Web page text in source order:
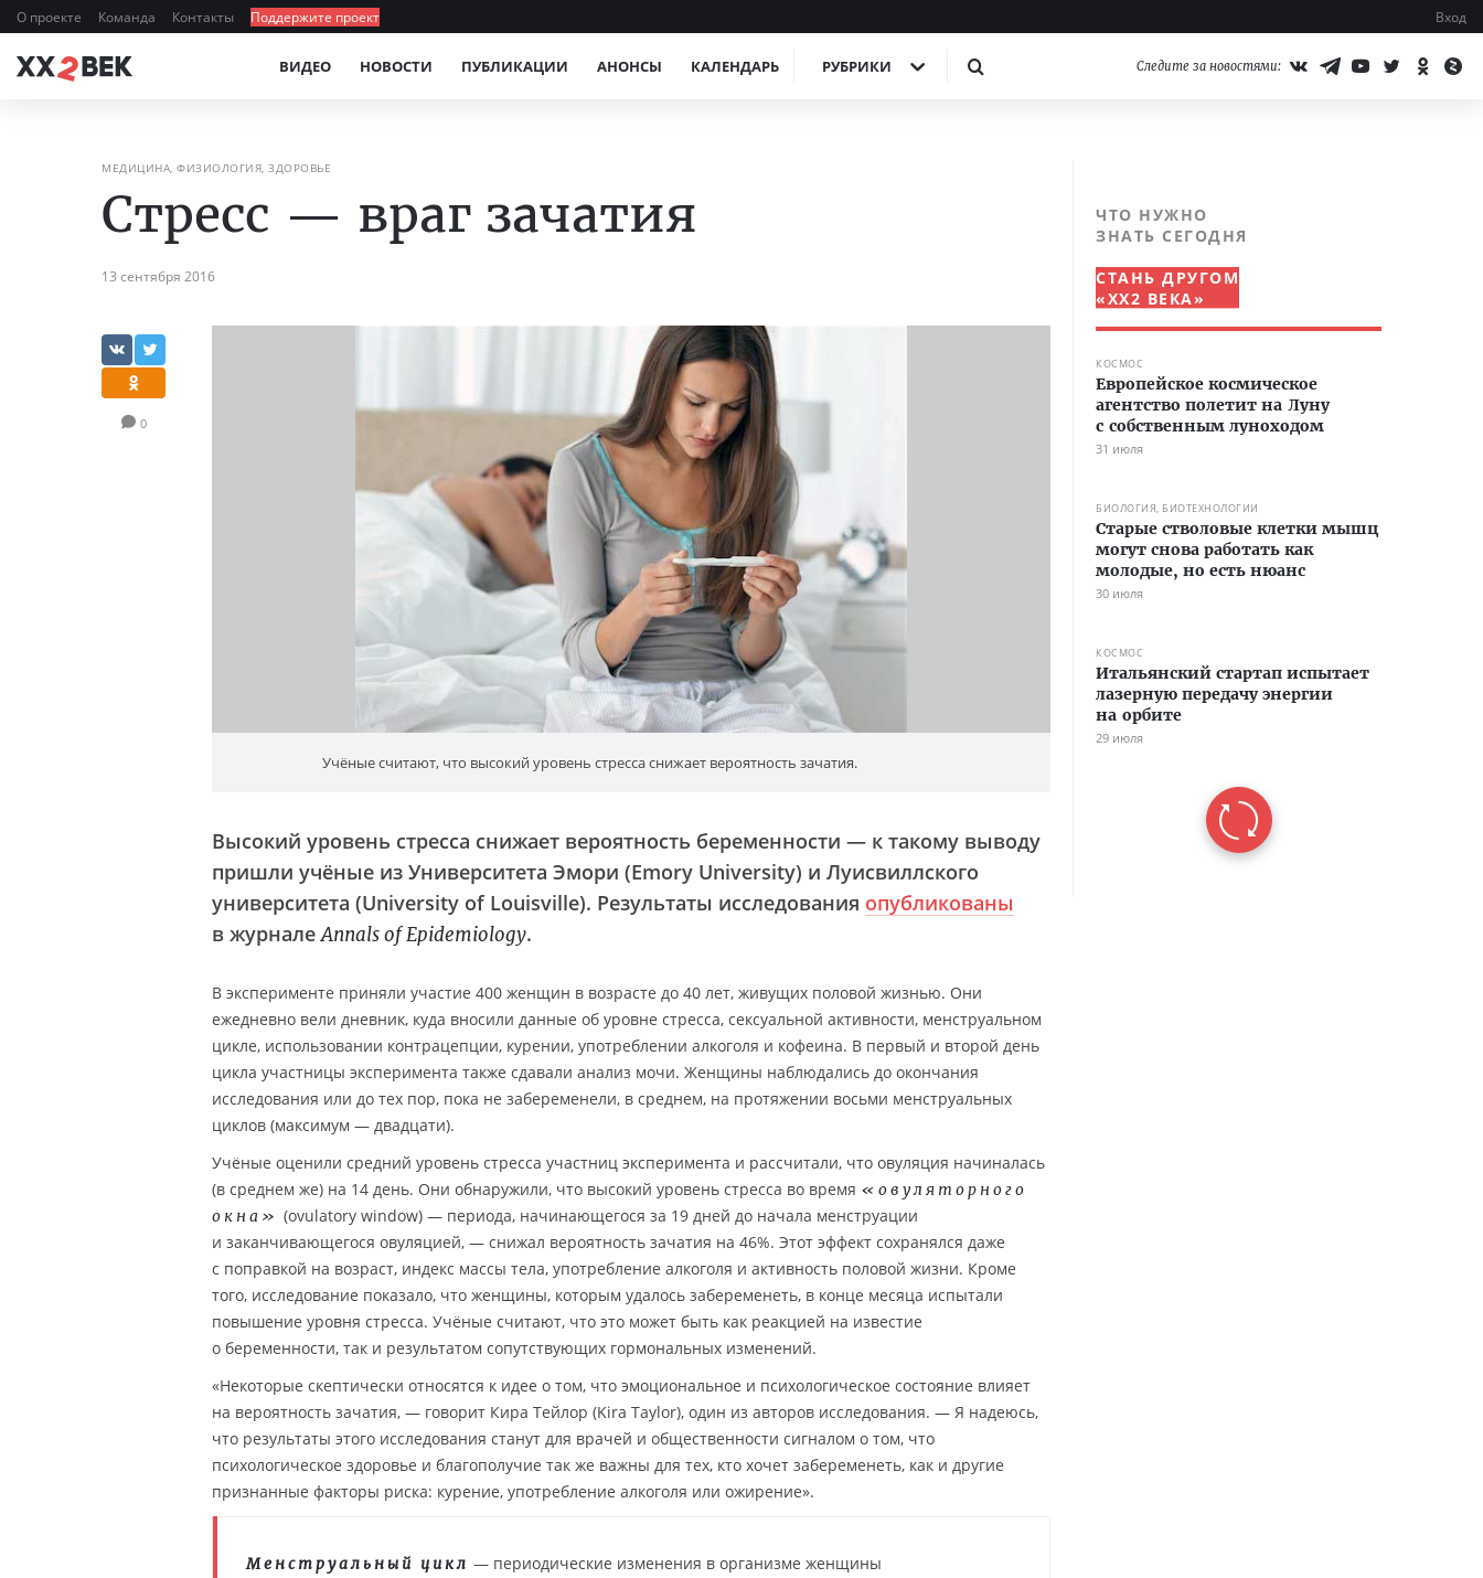
О проекте Команда Контакты Поддержите проект Вход
ВИДЕО НОВОСТИ ПУБЛИКАЦИИ АНОНСЫ КАЛЕНДАРЬ РУБРИКИ Следите за новостями:
МЕДИЦИНА, ФИЗИОЛОГИЯ, ЗДОРОВЬЕ
Стресс — враг зачатия
13 сентября 2016
0
Учёные считают, что высокий уровень стресса снижает вероятность зачатия.
Высокий уровень стресса снижает вероятность беременности — к такому выводу
пришли учёные из Университета Эмори (Emory University) и Луисвиллского
университета (University of Louisville). Результаты исследования опубликованы
в журналеAnnals of Epidemiology.
В эксперименте приняли участие 400 женщин в возрасте до 40 лет, живущих половой жизнью. Они
ежедневно вели дневник, куда вносили данные об уровне стресса, сексуальной активности, менструальном
цикле, использовании контрацепции, курении, употреблении алкоголя и кофеина. В первый и второй день
цикла участницы эксперимента также сдавали анализ мочи. Женщины наблюдались до окончания
исследования или до тех пор, пока не забеременели, в среднем, на протяжении восьми менструальных
циклов (максимум — двадцати).
Учёные оценили средний уровень стресса участниц эксперимента и рассчитали, что овуляция начиналась
(в среднем же) на 14 день. Они обнаружили, что высокий уровень стресса во время «овуляторного
окна» (ovulatory window) — периода, начинающегося за 19 дней до начала менструации
и заканчивающегося овуляцией, — снижал вероятность зачатия на 46%. Этот эффект сохранялся даже
с поправкой на возраст, индекс массы тела, употребление алкоголя и активность половой жизни. Кроме
того, исследование показало, что женщины, которым удалось забеременеть, в конце месяца испытали
повышение уровня стресса. Учёные считают, что это может быть как реакцией на известие
о беременности, так и результатом сопутствующих гормональных изменений.
«Некоторые скептически относятся к идее о том, что эмоциональное и психологическое состояние влияет
на вероятность зачатия, — говорит Кира Тейлор (Kira Taylor), один из авторов исследования. — Я надеюсь,
что результаты этого исследования станут для врачей и общественности сигналом о том, что
психологическое здоровье и благополучие так же важны для тех, кто хочет забеременеть, как и другие
признанные факторы риска: курение, употребление алкоголя или ожирение».
Менструальный цикл — периодические изменения в организме женщины
ЧТО НУЖНО
ЗНАТЬ СЕГОДНЯ
СТАНЬ ДРУГОМ
«XX2 ВЕКА»
КОСМОС
Европейское космическое
агентство полетит на Луну
с собственным луноходом
31 июля
БИОЛОГИЯ, БИОТЕХНОЛОГИИ
Старые стволовые клетки мышц
могут снова работать как
молодые, но есть нюанс
30 июля
КОСМОС
Итальянский стартап испытает
лазерную передачу энергии
на орбите
29 июля